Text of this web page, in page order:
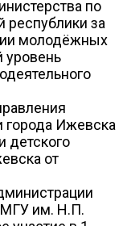
по
за
молодёжных
уровень
города Ижевска
детского
от
МГУ им. Н.П.